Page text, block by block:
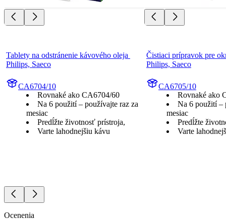
Tablety na odstránenie kávového oleja
Philips, Saeco
CA6704/10
Rovnaké ako CA6704/60
Na 6 použití – používajte raz za
mesiac
Predĺžte životnosť prístroja,
Varte lahodnejšiu kávu
Čistiaci prípravok pre
Philips, Saeco
CA6705/10
Rovnaké ako
Na 6 použití –
mesiac
Predĺžte
Varte
Ocenenia